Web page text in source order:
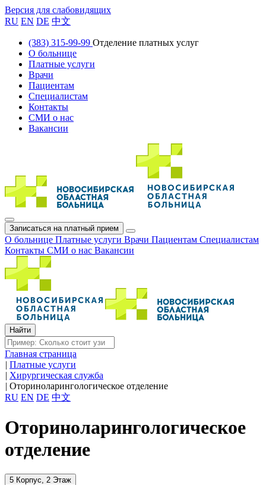
Версия для слабовидящих
RU EN DE 中文
(383) 315-99-99 Отделение платных услуг
О больнице
Платные услуги
Врачи
Пациентам
Специалистам
Контакты
СМИ о нас
Вакансии
Записаться на платный прием
О больнице Платные услуги Врачи Пациентам Специалистам
Контакты СМИ о нас Вакансии
Главная страница
| Платные услуги
| Хирургическая служба
| Оториноларингологическое отделение
RU EN DE 中文
Оториноларингологическое
отделение
5 Корпус, 2 Этаж